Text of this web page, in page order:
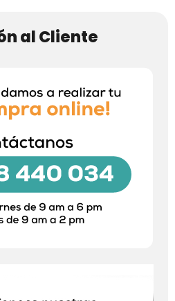
al Cliente